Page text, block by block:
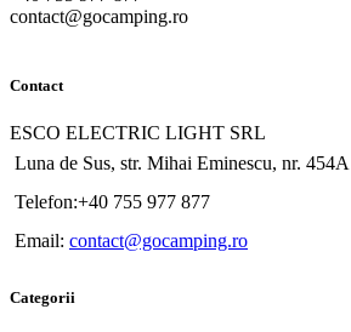
contact@gocamping.ro
Contact
ESCO ELECTRIC LIGHT SRL
Luna de Sus, str. Mihai Eminescu, nr. 454A
Telefon:+40 755 977 877
Email: contact@gocamping.ro
Categorii